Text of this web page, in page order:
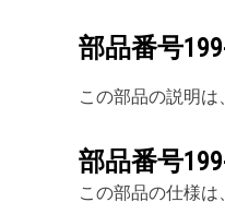
部品番号
この部品の説明は
部品番号
この部品の仕様は